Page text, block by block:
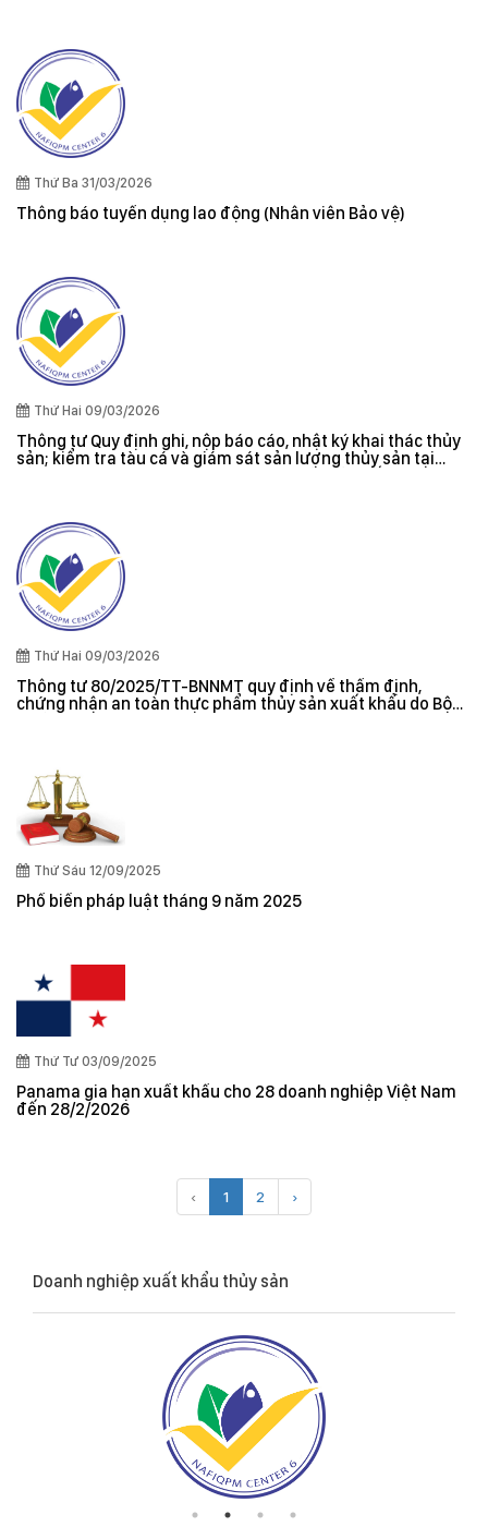
Thứ Ba 31/03/2026
Thông báo tuyển dụng lao động (Nhân viên Bảo vệ)
Thứ Hai 09/03/2026
Thông tư Quy định ghi, nộp báo cáo, nhật ký khai thác thủy
sản; kiểm tra tàu cá và giám sát sản lượng thủy sản tại
Thứ Hai 09/03/2026
Thông tư 80/2025/TT-BNNMT quy định về thẩm định,
chứng nhận an toàn thực phẩm thủy sản xuất khẩu do Bộ
Thứ Sáu 12/09/2025
Phổ biến pháp luật tháng 9 năm 2025
Thứ Tư 03/09/2025
Panama gia hạn xuất khẩu cho 28 doanh nghiệp Việt Nam
đến 28/2/2026
‹ 1 2 ›
Doanh nghiệp xuất khẩu thủy sản